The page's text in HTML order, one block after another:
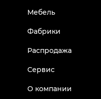
Мебель
Фабрики
Распродажа
Сервис
О компании